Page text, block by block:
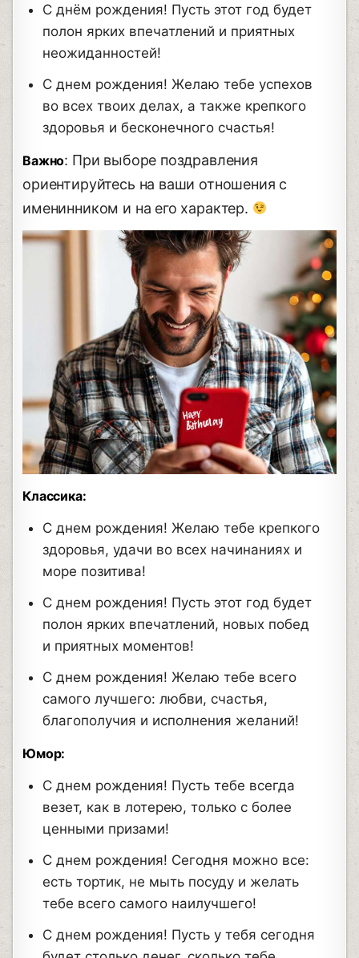
С днём рождения! Пусть этот год будет
полон ярких впечатлений и приятных
неожиданностей!
С днем рождения! Желаю тебе успехов
во всех твоих делах, а также крепкого
здоровья и бесконечного счастья!
Важно: При выборе поздравления
ориентируйтесь на ваши отношения с
именинником и на его характер.
Классика:
С днем рождения! Желаю тебе крепкого
здоровья, удачи во всех начинаниях и
море позитива!
С днем рождения! Пусть этот год будет
полон ярких впечатлений, новых побед
и приятных моментов!
С днем рождения! Желаю тебе всего
самого лучшего: любви, счастья,
благополучия и исполнения желаний!
Юмор:
С днем рождения! Пусть тебе всегда
везет, как в лотерею, только с более
ценными призами!
С днем рождения! Сегодня можно все:
есть тортик, не мыть посуду и желать
тебе всего самого наилучшего!
С днем рождения! Пусть у тебя сегодня